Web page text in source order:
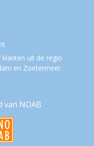
klanten uit de regio
en Zoetermeer
van NOAB